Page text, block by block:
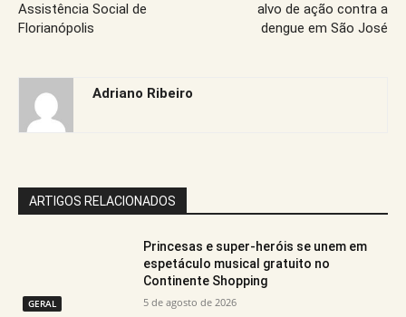
Assistência Social de
Florianópolis
alvo de ação contra a
dengue em São José
Adriano Ribeiro
ARTIGOS RELACIONADOS
GERAL
Princesas e super-heróis se unem em
espetáculo musical gratuito no
Continente Shopping
5 de agosto de 2026